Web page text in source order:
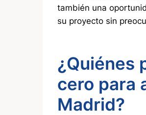
también una
su proyecto sin
¿Quiénes
cero para
Madrid?